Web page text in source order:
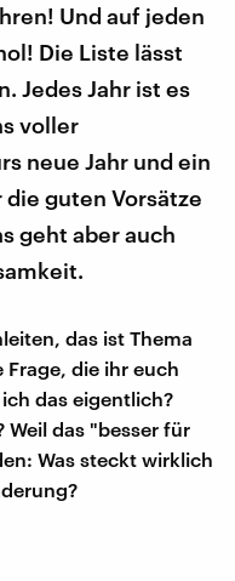
Und auf jeden
Die Liste lässt
Jedes Jahr ist es
voller
neue Jahr und ein
guten Vorsätze
geht aber auch
das ist Thema
Frage, die ihr euch
das eigentlich?
Weil das "besser für
Was steckt wirklich